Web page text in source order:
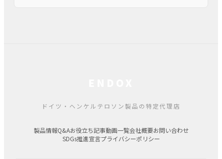
ドイツ・ヘンケルテロソン製品の特定代理店
製品情報Q&Aお役立ち記事動画一覧会社概要お問い合わせ
SDGs推進宣言プライバシーポリシー